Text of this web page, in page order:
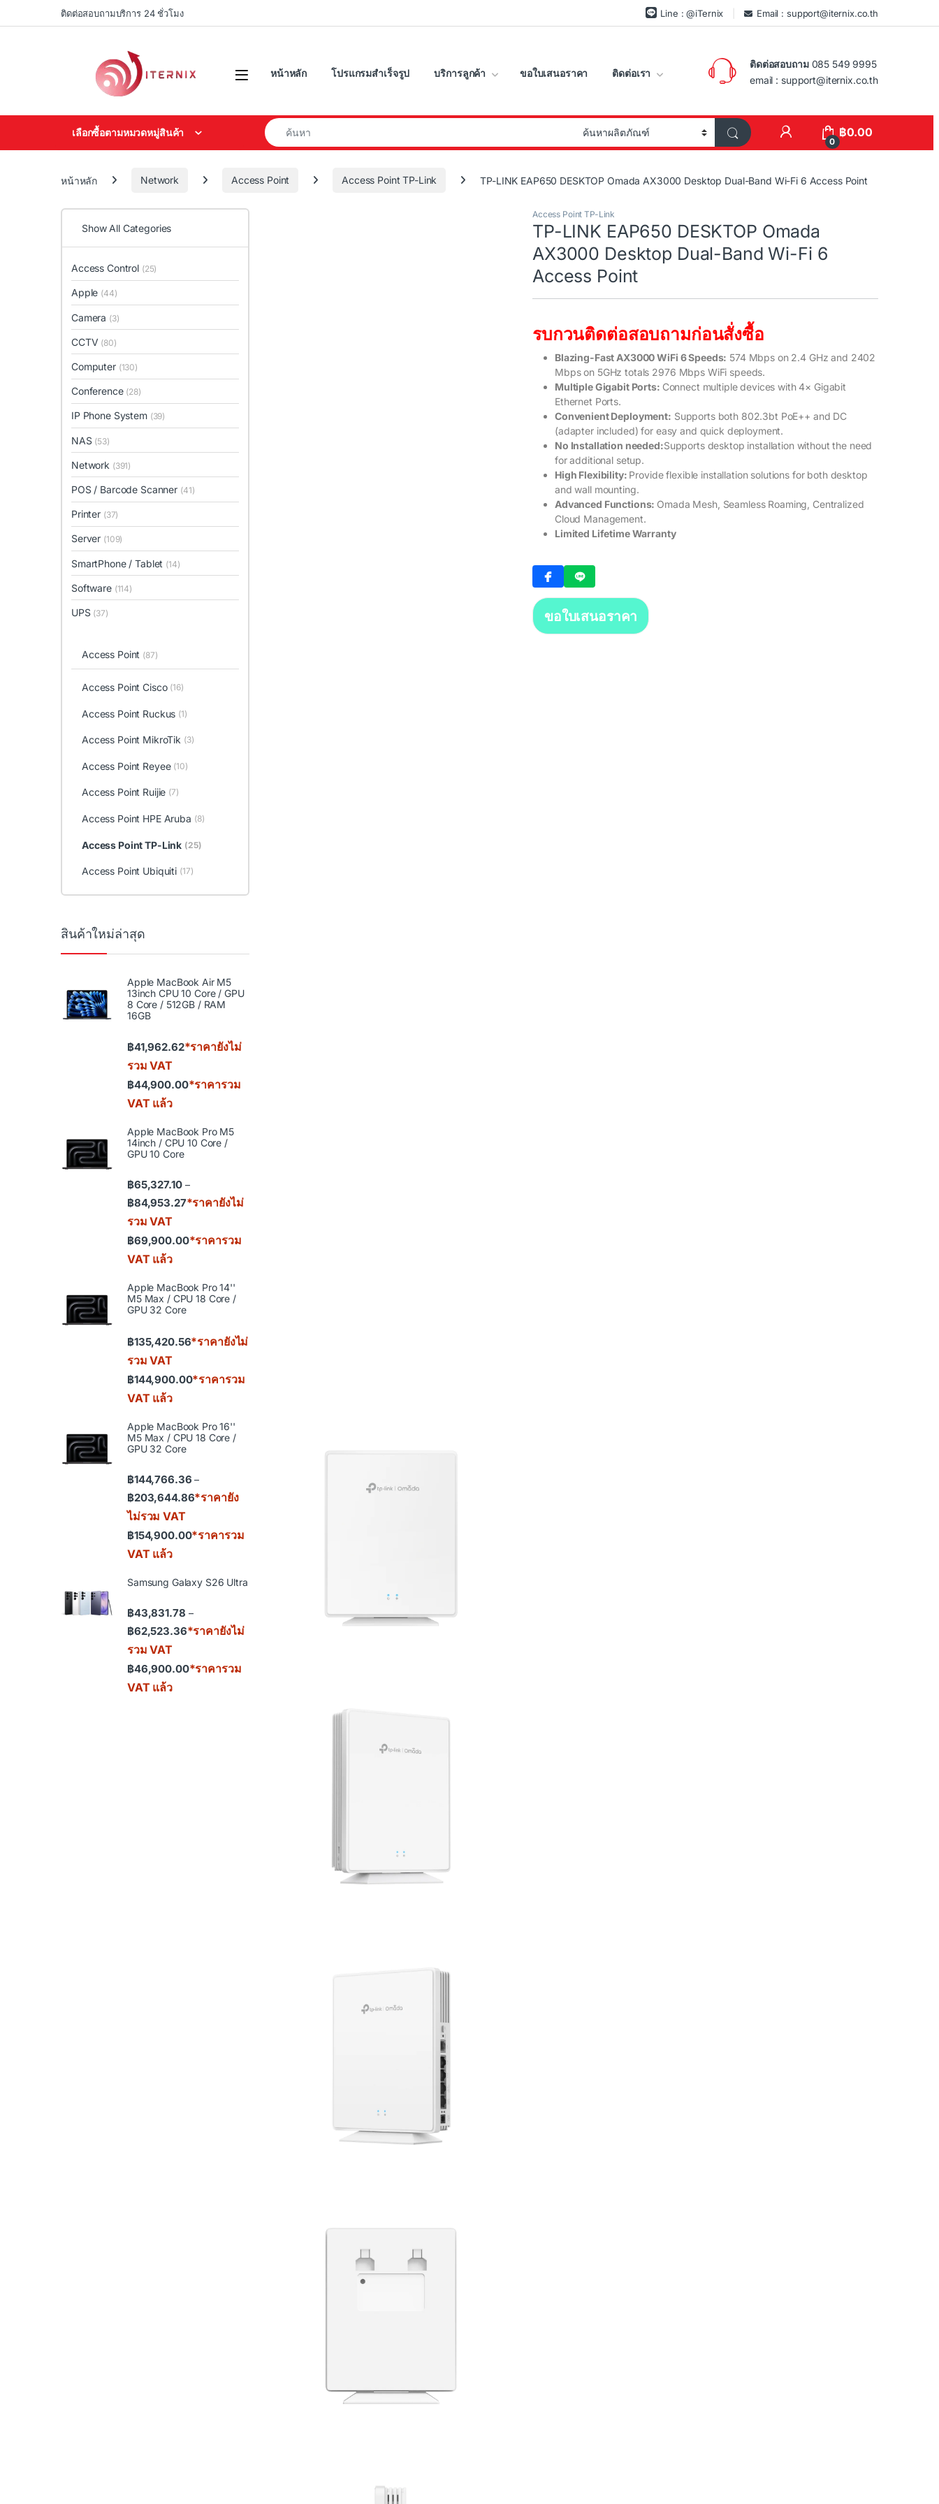
Skip to navigation
Skip to contentติดต่อสอบถามบริการ 24 ชั่วโมง Line : @iTernix Email : support@iternix.co.th
หน้าหลัก โปรแกรมสำเร็จรูป บริการลูกค้า ขอใบเสนอราคา ติดต่อเรา
ติดต่อสอบถาม085 549 9995
email : support@iternix.co.th
เลือกซื้อตามหมวดหมู่สินค้า
Search for:
0
฿0.00
หน้าหลัก Network Access Point Access Point TP-Link TP-LINK EAP650 DESKTOP Omada AX3000 Desktop Dual-Band Wi-Fi 6 Access Point
Access Point TP-Link
TP-LINK EAP650 DESKTOP Omada
AX3000 Desktop Dual-Band Wi-Fi 6
Access Point
รบกวนติดต่อสอบถามก่อนสั่งซื้อ
Blazing-Fast AX3000 WiFi 6 Speeds: 574 Mbps on 2.4 GHz and 2402
Mbps on 5GHz totals 2976 Mbps WiFi speeds.
Multiple Gigabit Ports: Connect multiple devices with 4× Gigabit
Ethernet Ports.
Convenient Deployment: Supports both 802.3bt PoE++ and DC
(adapter included) for easy and quick deployment.
No Installation needed:Supports desktop installation without the need
for additional setup.
High Flexibility: Provide flexible installation solutions for both desktop
and wall mounting.
Advanced Functions: Omada Mesh, Seamless Roaming, Centralized
Cloud Management.
Limited Lifetime Warranty
ขอใบเสนอราคา
Show All Categories
Access Control (25)
Apple (44)
Camera (3)
CCTV (80)
Computer (130)
Conference (28)
IP Phone System (39)
NAS (53)
Network (391)
POS / Barcode Scanner (41)
Printer (37)
Server (109)
SmartPhone / Tablet (14)
Software (114)
UPS (37)
Access Point (87)
Access Point Cisco (16)
Access Point Ruckus (1)
Access Point MikroTik (3)
Access Point Reyee (10)
Access Point Ruijie (7)
Access Point HPE Aruba (8)
Access Point TP-Link (25)
Access Point Ubiquiti (17)
สินค้าใหม่ล่าสุด
Apple MacBook Air M5
13inch CPU 10 Core / GPU
8 Core / 512GB / RAM
16GB
฿41,962.62*ราคายังไม่
รวม VAT
฿44,900.00*ราคารวม
VAT แล้ว
Apple MacBook Pro M5
14inch / CPU 10 Core /
GPU 10 Core
฿65,327.10 –
฿84,953.27Price range: ฿65,327.10 through ฿84,953.27
*ราคายังไม่
รวม VAT
฿69,900.00*ราคารวม
VAT แล้ว
Apple MacBook Pro 14''
M5 Max / CPU 18 Core /
GPU 32 Core
฿135,420.56*ราคายังไม่
รวม VAT
฿144,900.00*ราคารวม
VAT แล้ว
Apple MacBook Pro 16''
M5 Max / CPU 18 Core /
GPU 32 Core
฿144,766.36 –
฿203,644.86Price range: ฿144,766.36 through ฿203,644.86
*ราคายัง
ไม่รวม VAT
฿154,900.00*ราคารวม
VAT แล้ว
Samsung Galaxy S26 Ultra
฿43,831.78 –
฿62,523.36Price range: ฿43,831.78 through ฿62,523.36
*ราคายังไม่
รวม VAT
฿46,900.00*ราคารวม
VAT แล้ว